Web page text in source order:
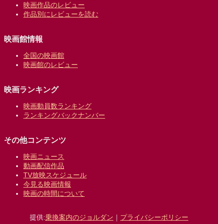
映画作品のレビュー
作品別にレビューを読む
映画館情報
全国の映画館
映画館のレビュー
映画ランキング
映画動員数ランキング
ランキングバックナンバー
その他コンテンツ
映画ニュース
動画配信作品
TV放映スケジュール
今見る映画情報
映画の時間について
提供:乗換案内のジョルダン ｜ プライバシーポリシー